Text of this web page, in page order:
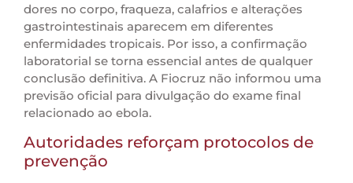
dores no corpo, fraqueza, calafrios e alterações
gastrointestinais aparecem em diferentes
enfermidades tropicais. Por isso, a confirmação
laboratorial se torna essencial antes de qualquer
conclusão definitiva. A Fiocruz não informou uma
previsão oficial para divulgação do exame final
relacionado ao ebola.
Autoridades reforçam protocolos de
prevenção